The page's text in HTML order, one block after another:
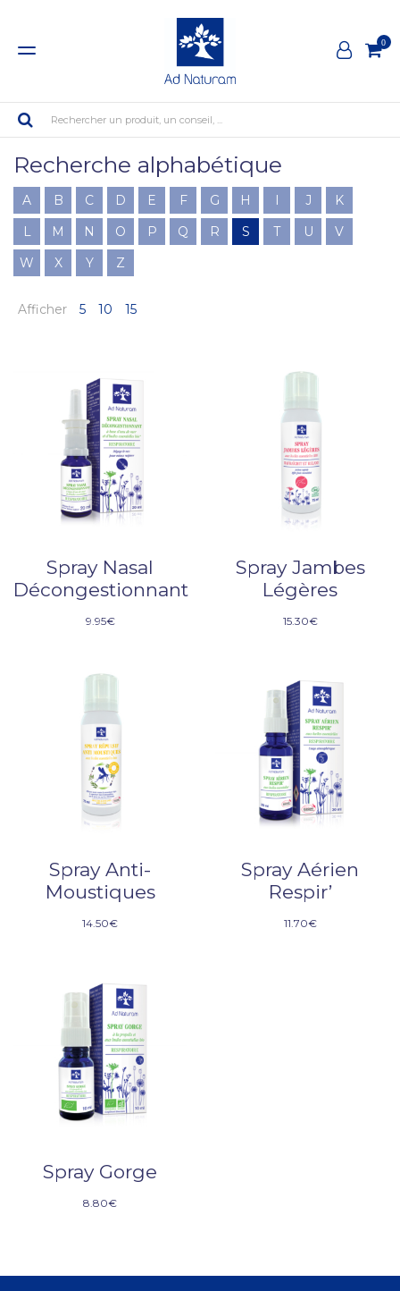
0
Rechercher un produit, un conseil, ...
Recherche alphabétique
A B C D E F G H I J
K
L
M N O P Q R S T U
V
W
X Y Z
Afficher 5 10 15
Spray Nasal
Décongestionnant
9.95€
Spray Jambes
Légères
15.30€
Spray Anti-
Moustiques
14.50€
Spray Aérien
Respir’
11.70€
Spray Gorge
8.80€